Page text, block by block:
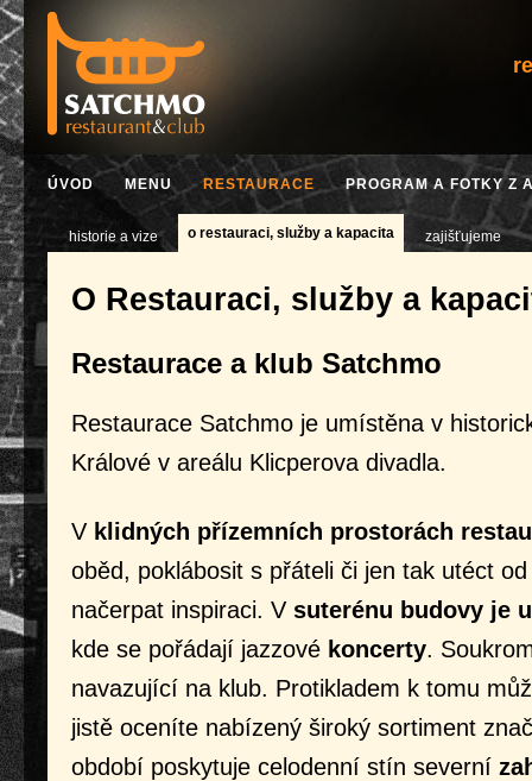
ÚVOD MENU RESTAURACE PROGRAM A FOTKY Z
historie a vize o restauraci, služby a kapacita zajišťujeme
O Restauraci, služby a
Restaurace a klub Satchmo
Restaurace Satchmo je umístěna v
Králové v areálu Klicperova divadla.
V klidných přízemních prostorách
oběd, poklábosit s přáteli či jen tak utéct
načerpat inspiraci. V suterénu budovy je
kde se pořádají jazzové koncerty.
navazující na klub. Protikladem k tomu
jistě oceníte nabízený široký sortiment
období poskytuje celodenní stín severní